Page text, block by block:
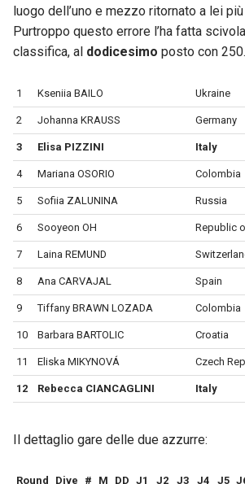
luogo dell’uno e mezzo ritornato a lei
Purtroppo questo errore l’ha fatta
classifica, al dodicesimo posto con
1 Kseniia BAILO Ukraine
2 Johanna KRAUSS Germany
3 Elisa PIZZINI Italy
4 Mariana OSORIO Colombia
5 Sofiia ZALUNINA Russia
6 Sooyeon OH Republic
7 Laina REMUND
8 Ana CARVAJAL Spain
9 Tiffany BRAWN LOZADA Colombia
10 Barbara BARTOLIC Croatia
11 Eliska MIKYNOVÁ Czech
12 Rebecca CIANCAGLINI Italy
Il dettaglio gare delle due azzurre:
Round Dive # M DD J1 J2 J3 J4 J5